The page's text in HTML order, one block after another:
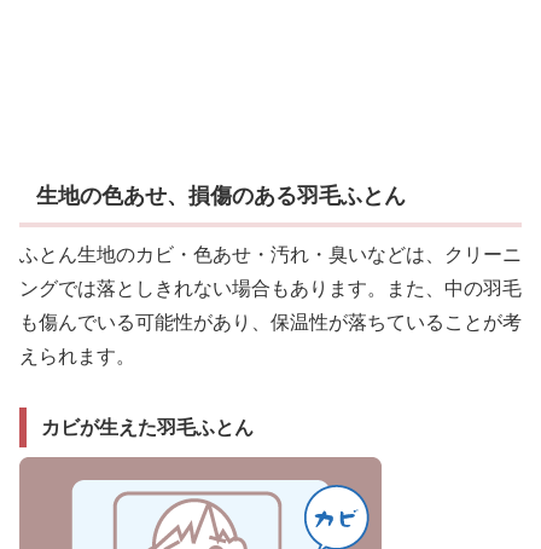
生地の色あせ、損傷のある羽毛ふとん
ふとん生地のカビ・色あせ・汚れ・臭いなどは、クリーニ
ングでは落としきれない場合もあります。また、中の羽毛
も傷んでいる可能性があり、保温性が落ちていることが考
えられます。
カビが生えた羽毛ふとん